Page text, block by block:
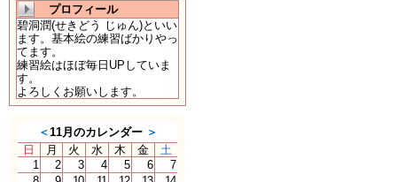
プロフィール
碧洞潤(せきどう じゅん)といい
ます。基本絵の練習ばかりやっ
てます。
練習絵はほぼ毎日UPしていま
す。
よろしくお願いします。
＜11月のカレンダー ＞
日
月 火 水 木 金
土
1
2 3 4 5 6
7